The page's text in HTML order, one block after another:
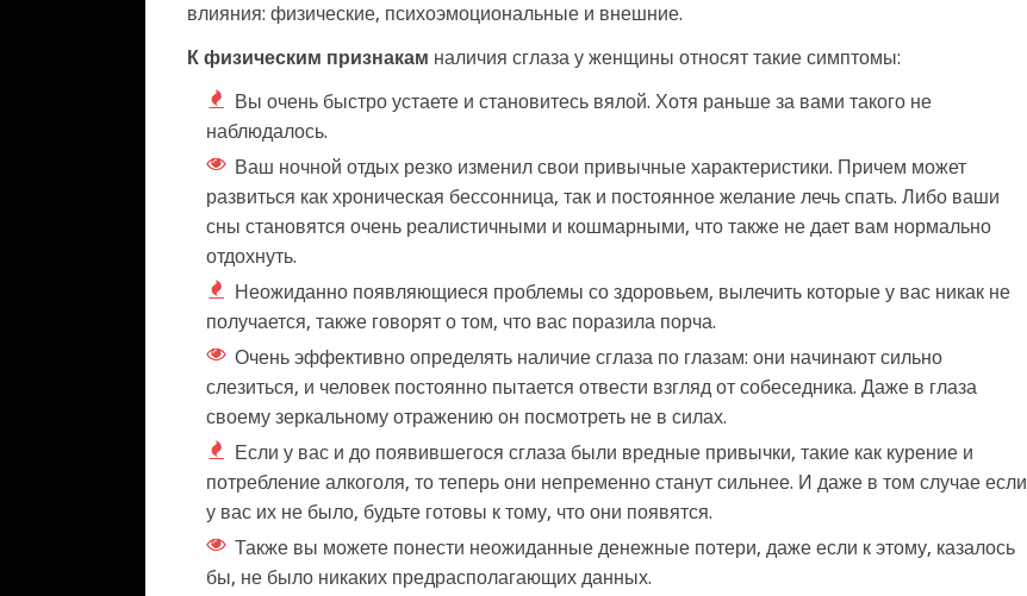
влияния: физические, психоэмоциональные и внешние.
К физическим признакам наличия сглаза у женщины относят такие симптомы:
Вы очень быстро устаете и становитесь вялой. Хотя раньше за вами такого не
наблюдалось.
Ваш ночной отдых резко изменил свои привычные характеристики. Причем может
развиться как хроническая бессонница, так и постоянное желание лечь спать. Либо ваши
сны становятся очень реалистичными и кошмарными, что также не дает вам нормально
отдохнуть.
Неожиданно появляющиеся проблемы со здоровьем, вылечить которые у вас никак не
получается, также говорят о том, что вас поразила порча.
Очень эффективно определять наличие сглаза по глазам: они начинают сильно
слезиться, и человек постоянно пытается отвести взгляд от собеседника. Даже в глаза
своему зеркальному отражению он посмотреть не в силах.
Если у вас и до появившегося сглаза были вредные привычки, такие как курение и
потребление алкоголя, то теперь они непременно станут сильнее. И даже в том случае если
у вас их не было, будьте готовы к тому, что они появятся.
Также вы можете понести неожиданные денежные потери, даже если к этому, казалось
бы, не было никаких предрасполагающих данных.